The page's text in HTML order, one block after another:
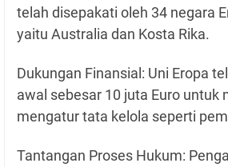
telah disepakati oleh 34 negara
yaitu Australia dan Kosta Rika.
Dukungan Finansial: Uni Eropa
awal sebesar 10 juta Euro
mengatur tata kelola seperti
Tantangan Proses Hukum: